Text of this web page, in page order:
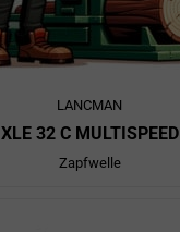
LANCMAN
XLE 32 C MULTISPEED
Zapfwelle